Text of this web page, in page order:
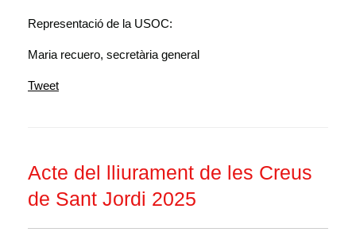
Representació de la USOC:
Maria recuero, secretària general
Tweet
Acte del lliurament de les Creus
de Sant Jordi 2025